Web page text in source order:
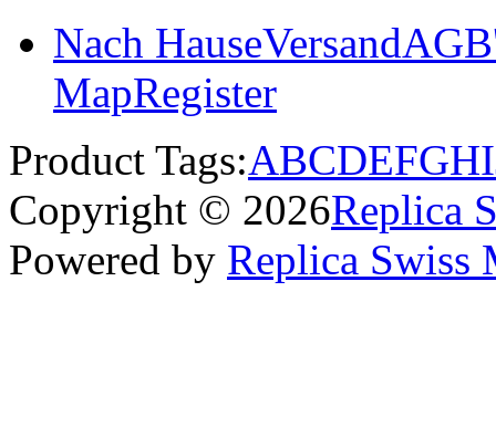
Nach HauseVersand
MapRegister
Product Tags:ABCDEFGHI
Copyright © 2026Replica
Powered by Replica Swiss